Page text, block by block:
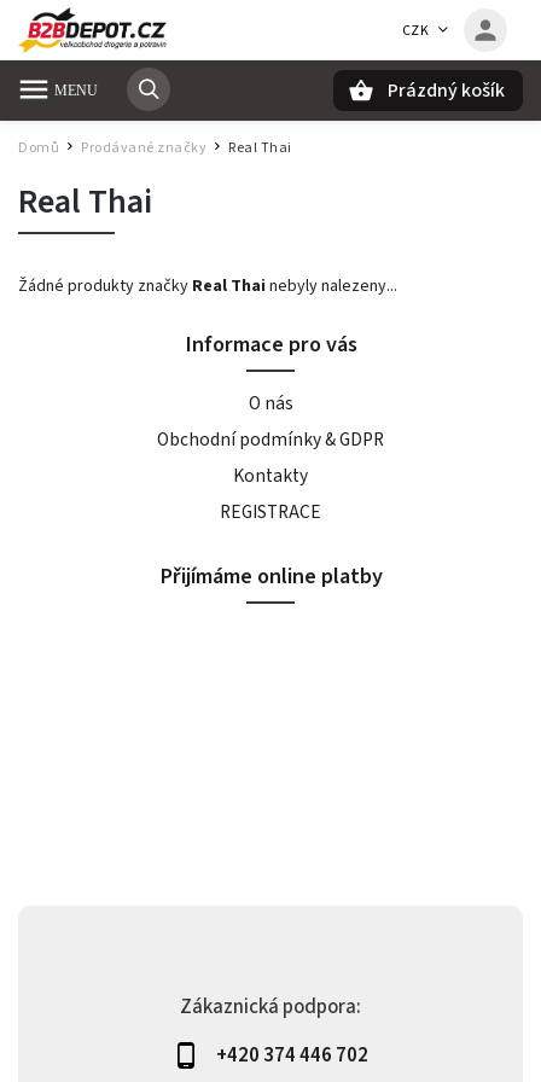
CZK
Prázdný košík
Domů / Prodávané značky / Real Thai
Real Thai
Žádné produkty značky Real Thai nebyly nalezeny...
Zákaznická podpora:
+420 374 446 702
Informace pro vás
O nás
Obchodní podmínky & GDPR
Kontakty
REGISTRACE
Přijímáme online platby